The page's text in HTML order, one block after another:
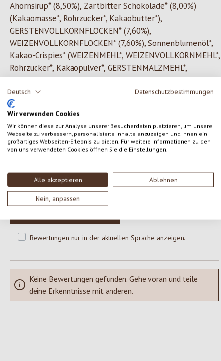
Deutsch Datenschutzbestimmungen
Wir verwenden Cookies
Wir können diese zur Analyse unserer Besucherdaten platzieren, um unsere
Webseite zu verbessern, personalisierte Inhalte anzuzeigen und Ihnen ein
großartiges Webseiten-Erlebnis zu bieten. Für weitere Informationen zu den
von uns verwendeten Cookies öffnen Sie die Einstellungen.
Alle akzeptieren Ablehnen
Nein, anpassen
Ahornsirup* (8,50%), Zartbitter Schokolade* (8,00%)
(Kakaomasse*, Rohrzucker*, Kakaobutter*),
GERSTENVOLLKORNFLOCKEN* (7,60%),
WEIZENVOLLKORNFLOCKEN* (7,60%), Sonnenblumenöl*,
Kakao-Crispies* (WEIZENMEHL*, WEIZENVOLLKORNMEHL*,
Rohrzucker*, Kakaopulver*, GERSTENMALZMEHL*,
Meersalz), Kakaopulver* stark entölt, Meersalz
*aus kontrolliert biologischem Anbau
0 von 0 Bewertungen
Teile deine Erfahrungen mit dem Produkt mit anderen Kunden.
Bewertungen nur in der aktuellen Sprache anzeigen.
Keine Bewertungen gefunden. Gehe voran und teile
deine Erkenntnisse mit anderen.